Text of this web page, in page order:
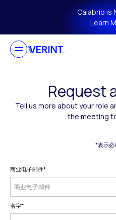
Skip to main content
Calabrio is
Learn
Request
Tell us more about your role
the meeting
*表示必
商业电子邮件*
名字*